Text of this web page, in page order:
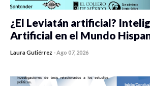
¿El Leviatán artificial?
Artificial en el Mundo
Laura Gutiérrez -Ago 07, 2026